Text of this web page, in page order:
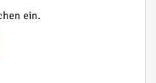
ein.